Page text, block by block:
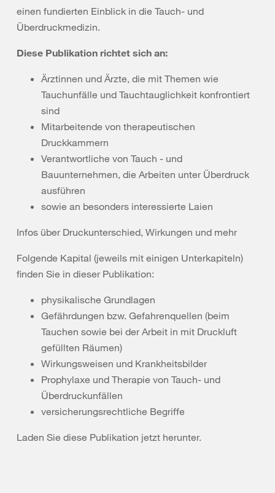
einen fundierten Einblick in die Tauch- und
Überdruckmedizin.
Diese Publikation richtet sich an:
Ärztinnen und Ärzte, die mit Themen wie
Tauchunfälle und Tauchtauglichkeit konfrontiert
sind
Mitarbeitende von therapeutischen
Druckkammern
Verantwortliche von Tauch - und
Bauunternehmen, die Arbeiten unter Überdruck
ausführen
sowie an besonders interessierte Laien
Infos über Druckunterschied, Wirkungen und mehr
Folgende Kapital (jeweils mit einigen Unterkapiteln)
finden Sie in dieser Publikation:
physikalische Grundlagen
Gefährdungen bzw. Gefahrenquellen (beim
Tauchen sowie bei der Arbeit in mit Druckluft
gefüllten Räumen)
Wirkungsweisen und Krankheitsbilder
Prophylaxe und Therapie von Tauch- und
Überdruckunfällen
versicherungsrechtliche Begriffe
Laden Sie diese Publikation jetzt herunter.